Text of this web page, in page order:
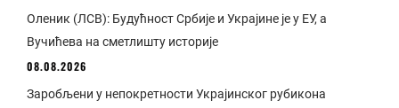
Оленик (ЛСВ): Будућност Србије и Украјине је у ЕУ, а
Вучићева на сметлишту историје
08.08.2026
Заробљени у непокретности Украјинског рубикона